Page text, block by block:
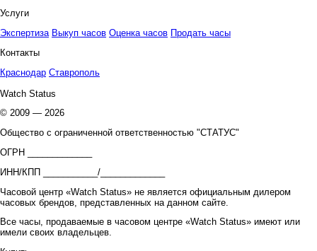
Услуги
Экспертиза Выкуп часов Оценка часов Продать часы
Контакты
Краснодар Ставрополь
Watch Status
© 2009 — 2026
Общество с ограниченной ответственностью "СТАТУС"
ОГРН _____________
ИНН/КПП ___________/_____________
Часовой центр «Watch Status» не является официальным дилером
часовых брендов, представленных на данном сайте.
Все часы, продаваемые в часовом центре «Watch Status» имеют или
имели своих владельцев.